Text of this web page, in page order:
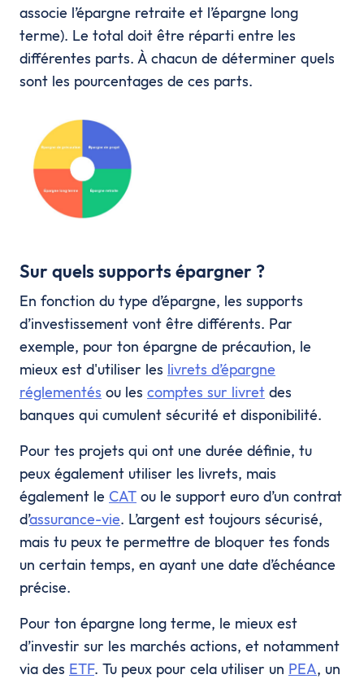
associe l’épargne retraite et l’épargne long
terme). Le total doit être réparti entre les
différentes parts. À chacun de déterminer quels
sont les pourcentages de ces parts.
Sur quels supports épargner ?
En fonction du type d’épargne, les supports
d’investissement vont être différents. Par
exemple, pour ton épargne de précaution, le
mieux est d'utiliser les livrets d’épargne
réglementés ou les comptes sur livret des
banques qui cumulent sécurité et disponibilité.
Pour tes projets qui ont une durée définie, tu
peux également utiliser les livrets, mais
également le CAT ou le support euro d’un contrat
d’assurance-vie. L’argent est toujours sécurisé,
mais tu peux te permettre de bloquer tes fonds
un certain temps, en ayant une date d’échéance
précise.
Pour ton épargne long terme, le mieux est
d’investir sur les marchés actions, et notamment
via des ETF. Tu peux pour cela utiliser un PEA, un